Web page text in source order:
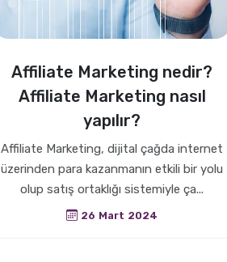
Affiliate Marketing nedir?
Affiliate Marketing nasıl
yapılır?
Affiliate Marketing, dijital çağda internet
üzerinden para kazanmanın etkili bir yolu
olup satış ortaklığı sistemiyle ça...
26 Mart 2024